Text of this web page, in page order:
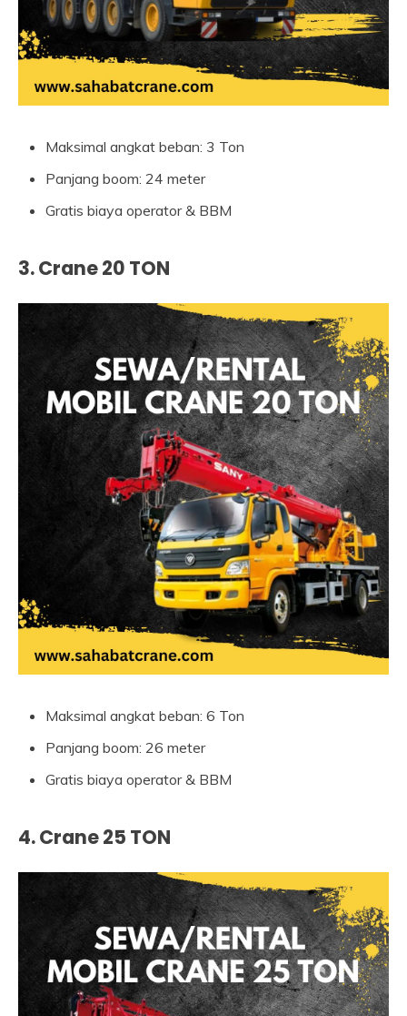
Maksimal angkat beban: 3 Ton
Panjang boom: 24 meter
Gratis biaya operator & BBM
3. Crane 20 TON
Maksimal angkat beban: 6 Ton
Panjang boom: 26 meter
Gratis biaya operator & BBM
4. Crane 25 TON